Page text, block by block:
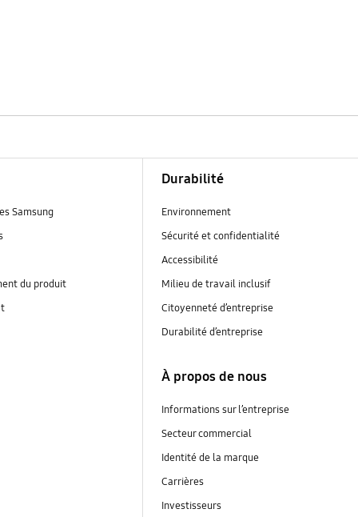
Samsung
du produit
Durabilité
Environnement
Sécurité et confidentialité
Accessibilité
Milieu de travail inclusif
Citoyenneté d’entreprise
Durabilité d’entreprise
À propos de nous
Informations sur l’entreprise
Secteur commercial
Identité de la marque
Carrières
Investisseurs